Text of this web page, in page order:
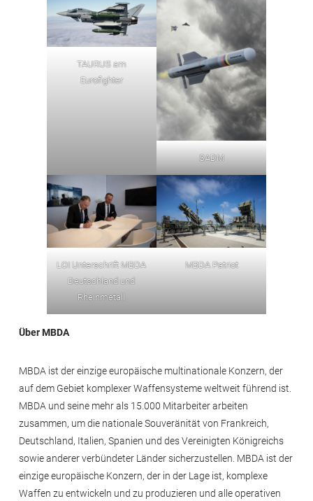
TAURUS am
Eurofighter
SADM
LOI Unterschrift MBDA
Deutschland und
Rheinmetall
MBDA Patriot
Über MBDA
MBDA ist der einzige europäische multinationale Konzern, der
auf dem Gebiet komplexer Waffensysteme weltweit führend ist.
MBDA und seine mehr als 15.000 Mitarbeiter arbeiten
zusammen, um die nationale Souveränität von Frankreich,
Deutschland, Italien, Spanien und des Vereinigten Königreichs
sowie anderer verbündeter Länder sicherzustellen. MBDA ist der
einzige europäische Konzern, der in der Lage ist, komplexe
Waffen zu entwickeln und zu produzieren und alle operativen